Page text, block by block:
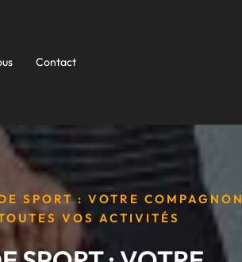
Contact
SPORT : VOTRE COMPAGNON
VOS ACTIVITÉS